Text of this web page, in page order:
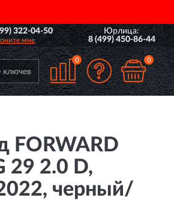
ПОЛНЫЙ
322-04-50
мне
Юрлица:
8 (499) 450-86-44
0 0
FORWARD
29 2.0 D,
черный/